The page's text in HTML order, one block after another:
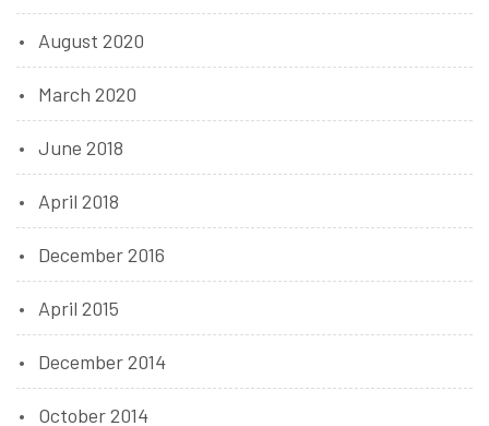
August 2020
March 2020
June 2018
April 2018
December 2016
April 2015
December 2014
October 2014